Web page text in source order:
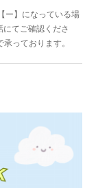
ー】になっている場
てご確認くださ
承っております。